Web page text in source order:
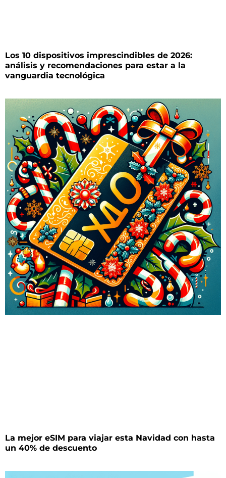
Los 10 dispositivos imprescindibles de 2026:
análisis y recomendaciones para estar a la
vanguardia tecnológica
La mejor eSIM para viajar esta Navidad con hasta
un 40% de descuento